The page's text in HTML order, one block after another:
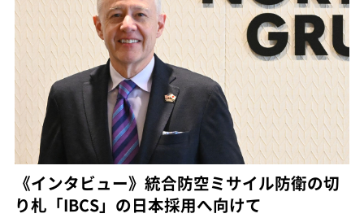
《インタビュー》統合防空ミサイル防衛の切
り札「IBCS」の日本採用へ向けて